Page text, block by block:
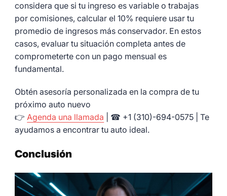
considera que si tu ingreso es variable o trabajas
por comisiones, calcular el 10% requiere usar tu
promedio de ingresos más conservador. En estos
casos, evaluar tu situación completa antes de
comprometerte con un pago mensual es
fundamental.
Obtén asesoría personalizada en la compra de tu
próximo auto nuevo
👉Agenda una llamada | ☎ +1 (310)-694-0575 | Te
ayudamos a encontrar tu auto ideal.
Conclusión